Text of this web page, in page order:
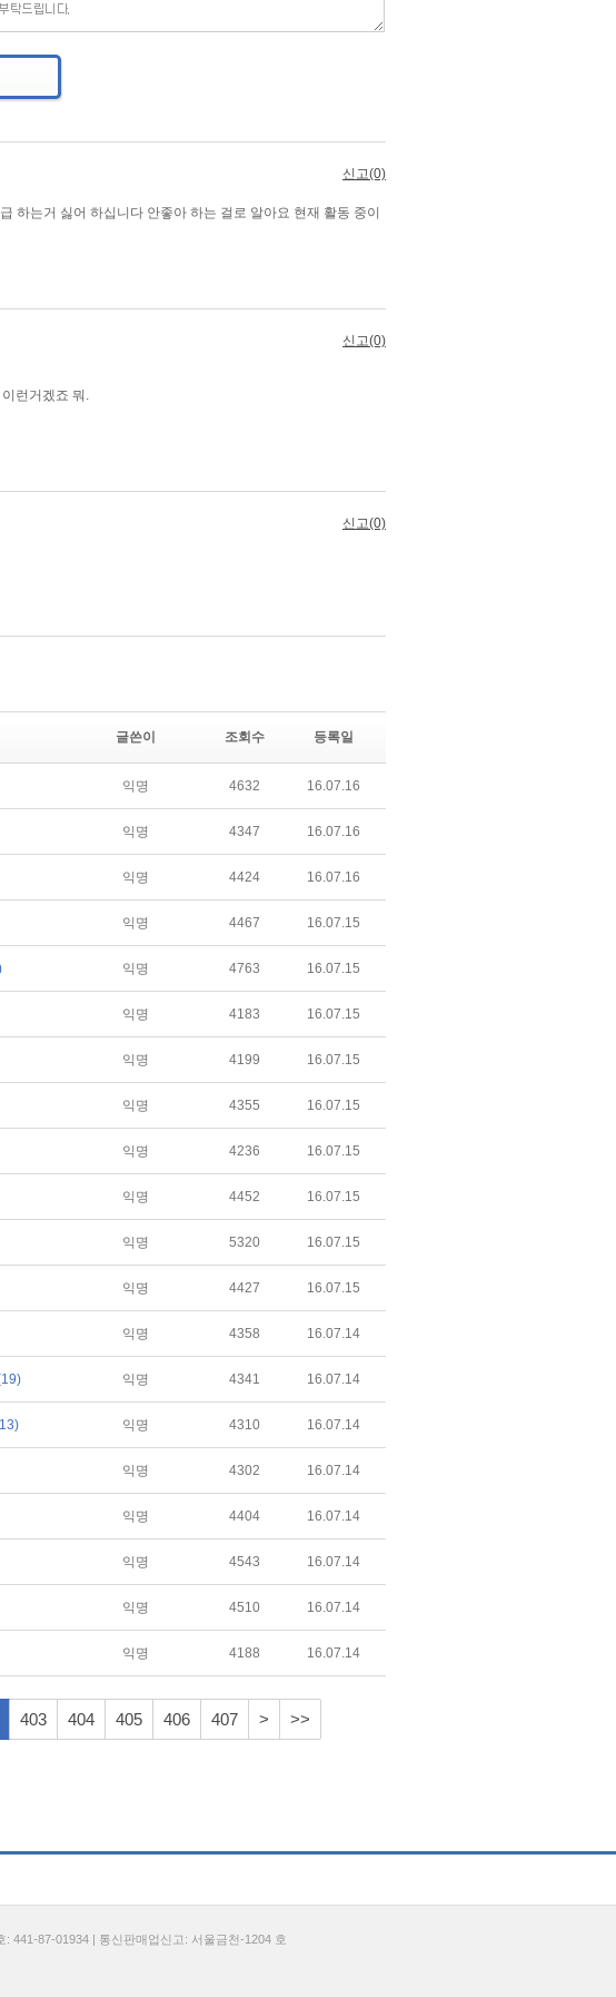
글쓴이 조회수 등록일
익명 4632 16.07.16
익명 4347 16.07.16
익명 4424 16.07.16
익명 4467 16.07.15
익명 4763 16.07.15
익명 4183 16.07.15
익명 4199 16.07.15
익명 4355 16.07.15
익명 4236 16.07.15
익명 4452 16.07.15
익명 5320 16.07.15
익명 4427 16.07.15
익명 4358 16.07.14
익명 4341 16.07.14
익명 4310 16.07.14
익명 4302 16.07.14
익명 4404 16.07.14
익명 4543 16.07.14
익명 4510 16.07.14
익명 4188 16.07.14
403 404 405 406 407 > >>
441-87-01934 | 통신판매업신고: 서울금천-1204 호